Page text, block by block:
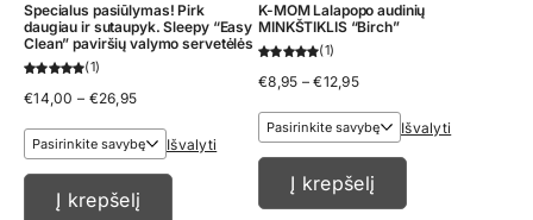
Specialus pasiūlymas! Pirk
daugiau ir sutaupyk. Sleepy “Easy
Clean” paviršių valymo servetėlės
1
€14,00 – €26,95Price
€14,00
throughIšvalyti
Į krepšelį
K-MOM Lalapopo audinių
MINKŠTIKLIS “Birch”
1
€8,95 – €12,95Price
€8,95
throughIšvalyti
Į krepšelį